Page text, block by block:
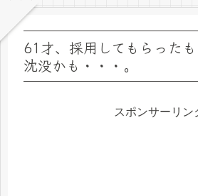
61才、採用してもらった
沈没かも・・・。
スポンサーリン